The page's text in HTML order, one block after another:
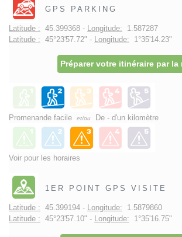
GPS PARKING
Latitude : 45.399368 - Longitude: 1.587287
Latitude : 45°23'57.72" - Longitude: 1°35'14.23"
Préparer votre itinéraire par la
Promenande facile et/ou De - d'un kilomètre
Voir pour les horaires
1ER POINT GPS VISITE
Latitude : 45.399194 - Longitude: 1.5879860
Latitude : 45°23'57.10" - Longitude: 1°35'16.75"